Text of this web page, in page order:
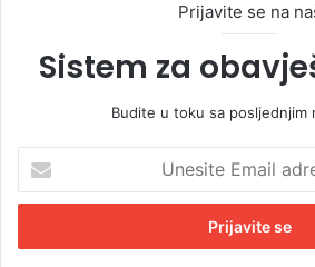
Prijavite se na
Sistem za
Budite u toku sa posljednjim
e
i